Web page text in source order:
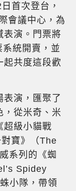
首次登台，
會議中心，為
表演。門票將
統開賣，並
起共度這段歡
表演，匯聚了
，從米奇、米
超級小貓戰
寶》（The
系列的《蜘
Spidey
小隊，帶領